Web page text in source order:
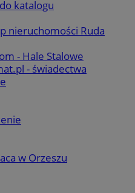
katalogu
nieruchomości Ruda
- Hale Stalowe
- świadectwa
w Orzeszu